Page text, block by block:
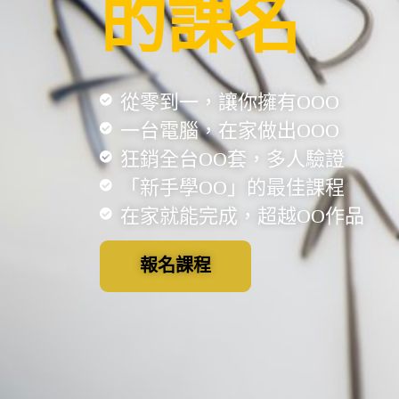
的課名
從零到一，讓你擁有OOO
一台電腦，在家做出OOO
狂銷全台OO套，多人驗證
「新手學OO」的最佳課程
在家就能完成，超越OO作品
報名課程